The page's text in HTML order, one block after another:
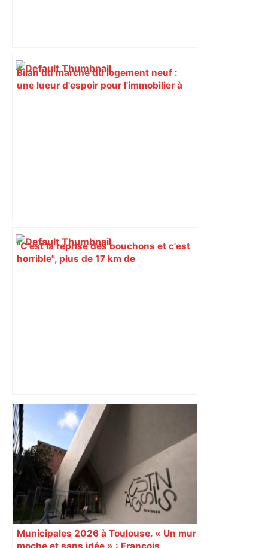
Bilan du marché du logement neuf :
une lueur d'espoir pour l'immobilier à
"C'est la reprise des bouchons et c'est
horrible", plus de 17 km de
Alliance PS/LFI à Toulouse : Marc
Sztulman claque la porte – RMC
Municipales 2026 à Toulouse. « Un mur